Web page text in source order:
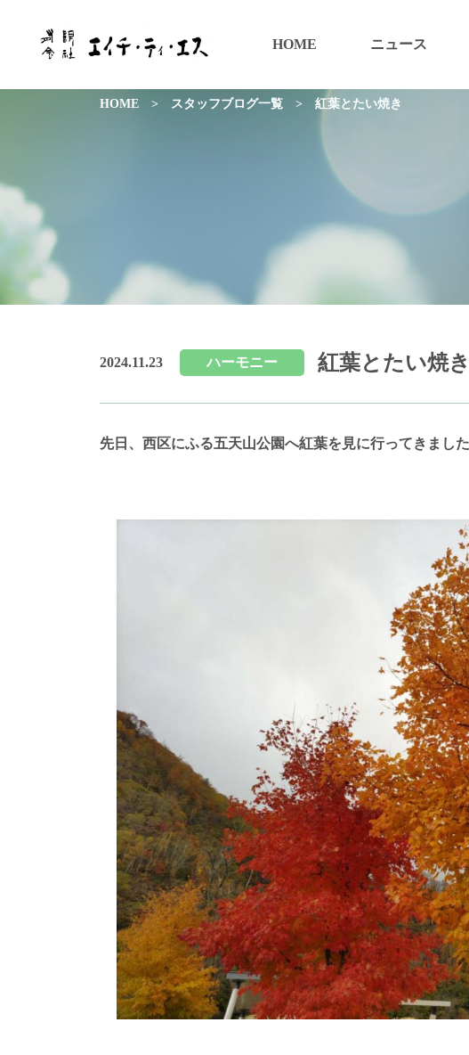
HOME ニュース
HOME > スタッフブログ一覧 > 紅葉とたい焼き
2024.11.23 ハーモニー 紅葉とたい焼き
先日、西区にふる五天山公園へ紅葉を見に行ってきました